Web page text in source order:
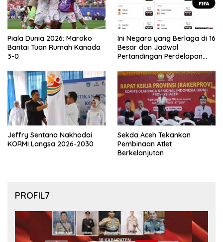
Piala Dunia 2026: Maroko
Bantai Tuan Rumah Kanada
3-0
Ini Negara yang Berlaga di 16
Besar dan Jadwal
Pertandingan Perdelapan
Jeffry Sentana Nakhodai
KORMI Langsa 2026-2030
Sekda Aceh Tekankan
Pembinaan Atlet
Berkelanjutan
PROFIL7